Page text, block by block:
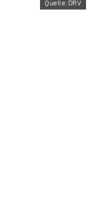
Quelle:DRV